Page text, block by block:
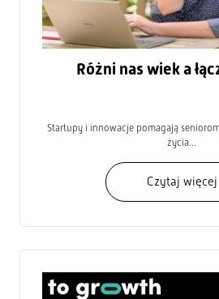
Różni nas wiek a
Startupy i innowacje pomagają
życia...
Czytaj więcej